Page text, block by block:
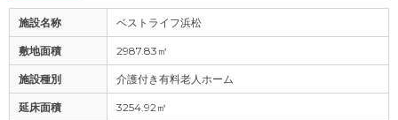
施設名称 ベストライフ浜松
敷地面積 2987.83㎡
施設種別 介護付き有料老人ホーム
延床面積 3254.92㎡